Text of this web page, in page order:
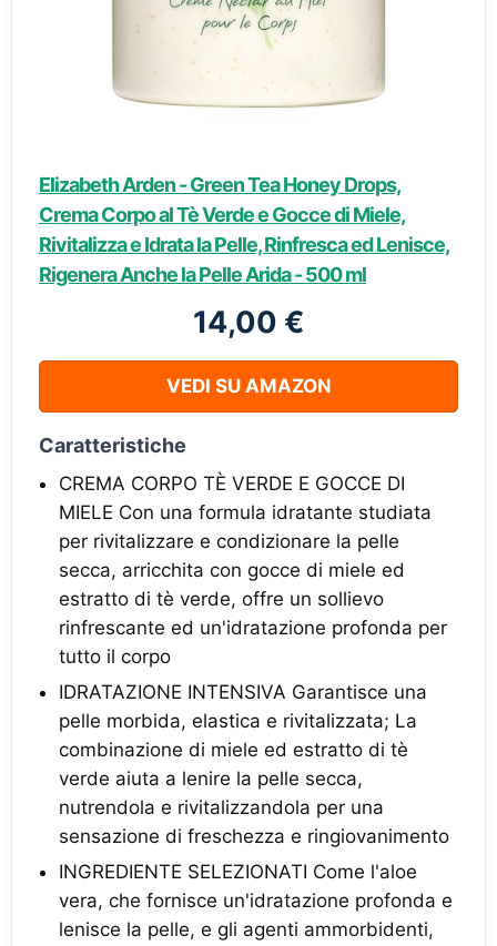
Elizabeth Arden - Green Tea Honey Drops,
Crema Corpo al Tè Verde e Gocce di Miele,
Rivitalizza e Idrata la Pelle, Rinfresca ed Lenisce,
Rigenera Anche la Pelle Arida - 500 ml
14,00 €
VEDI SU AMAZON
Caratteristiche
CREMA CORPO TÈ VERDE E GOCCE DI
MIELE Con una formula idratante studiata
per rivitalizzare e condizionare la pelle
secca, arricchita con gocce di miele ed
estratto di tè verde, offre un sollievo
rinfrescante ed un'idratazione profonda per
tutto il corpo
IDRATAZIONE INTENSIVA Garantisce una
pelle morbida, elastica e rivitalizzata; La
combinazione di miele ed estratto di tè
verde aiuta a lenire la pelle secca,
nutrendola e rivitalizzandola per una
sensazione di freschezza e ringiovanimento
INGREDIENTE SELEZIONATI Come l'aloe
vera, che fornisce un'idratazione profonda e
lenisce la pelle, e gli agenti ammorbidenti,